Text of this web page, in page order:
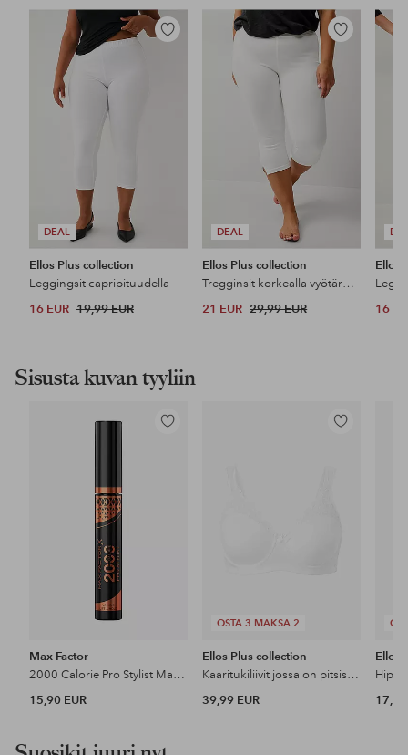
DEAL
Lisää
Ellos Plus collection
Leggingsit capripituudella
16 EUR 19,99 EUR
DEAL
Lisää
suosikkeihin
Ellos Plus collection
Tregginsit korkealla vyötäröllä ja 3/4-pituudella
21 EUR 29,99 EUR
Ellos
16
Sisusta kuvan tyyliin
Lisää
Max Factor
2000 Calorie Pro Stylist Mascara
15,90 EUR
OSTA 3 MAKSA 2
Lisää
Ellos Plus collection
Kaaritukiliivit jossa on pitsisiä yksityiskohtia
39,99 EUR
Ellos
17,99